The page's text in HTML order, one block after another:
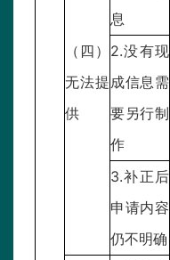
（四）
无法提
供
息
2.没有现
成信息需
要另行制
作
3.补正后
申请内容
仍不明确